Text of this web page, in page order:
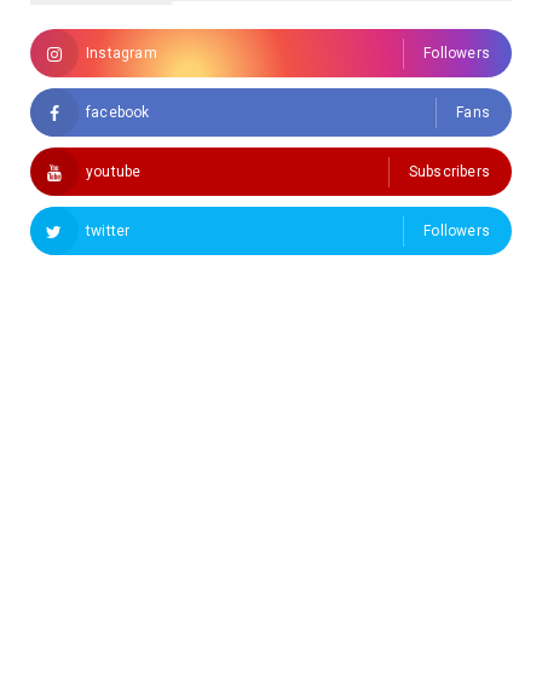
Instagram Followers
facebook Fans
youtube Subscribers
twitter Followers